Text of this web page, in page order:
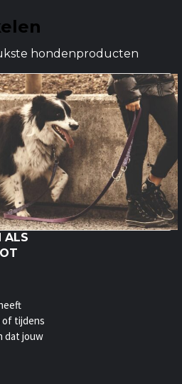
hondenproducten
ALS
tijdens
dat jouw